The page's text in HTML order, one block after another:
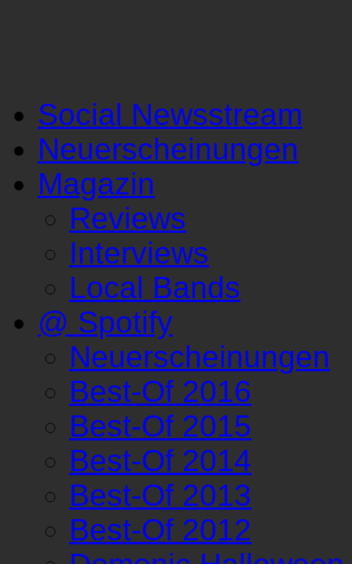
Social Newsstream
Neuerscheinungen
Magazin
Reviews
Interviews
Local Bands
@ Spotify
Neuerscheinungen
Best-Of 2016
Best-Of 2015
Best-Of 2014
Best-Of 2013
Best-Of 2012